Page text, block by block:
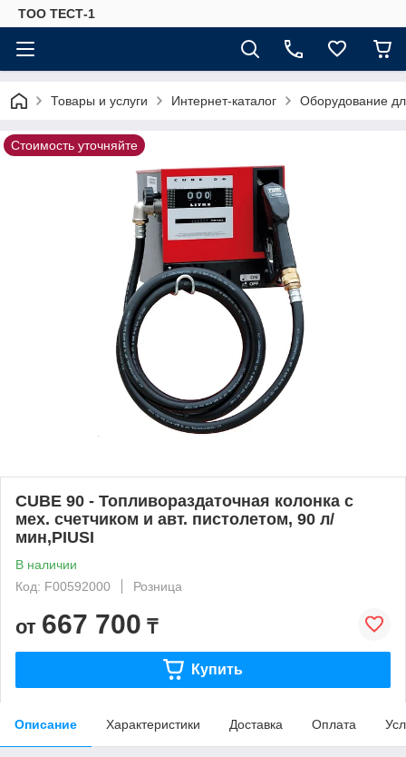
ТОО ТЕСТ-1
Товары и услуги Интернет-каталог Оборудование
Стоимость уточняйте
CUBE 90 - Топливораздаточная колонка с
мех. счетчиком и авт. пистолетом, 90 л/
мин,PIUSI
В наличии
Код: F00592000
Розница
от 667 700 ₸
Купить
Описание Характеристики Доставка Оплата